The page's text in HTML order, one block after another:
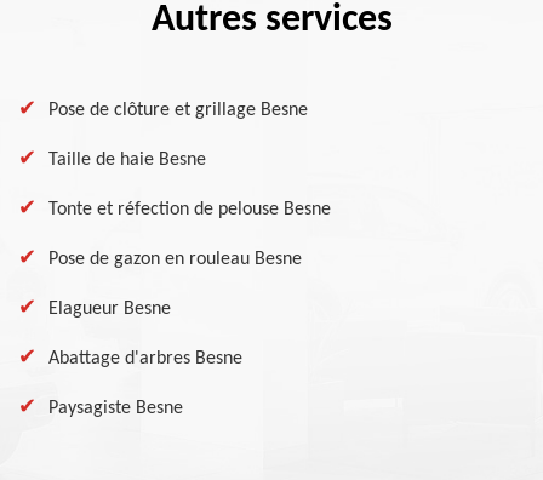
Autres services
Pose de clôture et grillage Besne
Taille de haie Besne
Tonte et réfection de pelouse Besne
Pose de gazon en rouleau Besne
Elagueur Besne
Abattage d'arbres Besne
Paysagiste Besne